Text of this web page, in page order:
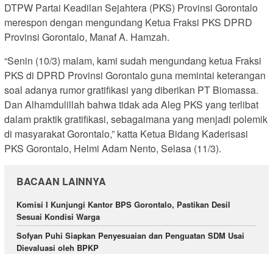
DTPW Partai Keadilan Sejahtera (PKS) Provinsi Gorontalo
merespon dengan mengundang Ketua Fraksi PKS DPRD
Provinsi Gorontalo, Manaf A. Hamzah.
“Senin (10/3) malam, kami sudah mengundang ketua Fraksi
PKS di DPRD Provinsi Gorontalo guna memintai keterangan
soal adanya rumor gratifikasi yang diberikan PT Biomassa.
Dan Alhamdulillah bahwa tidak ada Aleg PKS yang terlibat
dalam praktik gratifikasi, sebagaimana yang menjadi polemik
di masyarakat Gorontalo,” katta Ketua Bidang Kaderisasi
PKS Gorontalo, Helmi Adam Nento, Selasa (11/3).
BACAAN LAINNYA
Komisi I Kunjungi Kantor BPS Gorontalo, Pastikan Desil
Sesuai Kondisi Warga
Sofyan Puhi Siapkan Penyesuaian dan Penguatan SDM Usai
Dievaluasi oleh BPKP